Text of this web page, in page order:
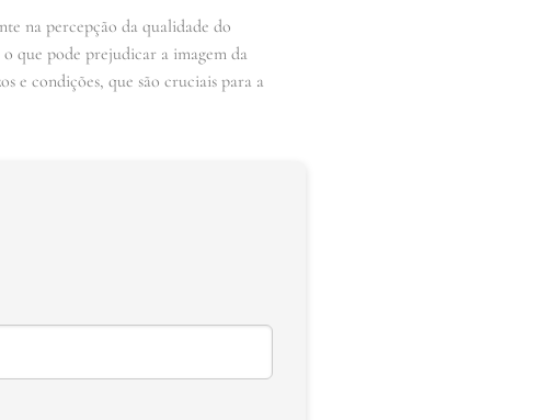
na percepção da qualidade do
que pode prejudicar a imagem da
e condições, que são cruciais para a